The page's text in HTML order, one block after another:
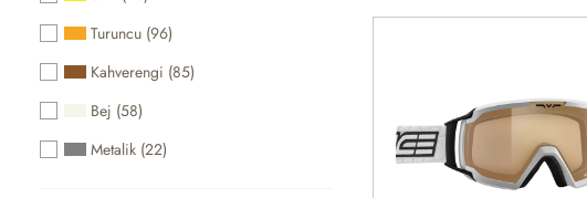
Turuncu (96)
Kahverengi (85)
Bej (58)
Metalik (22)